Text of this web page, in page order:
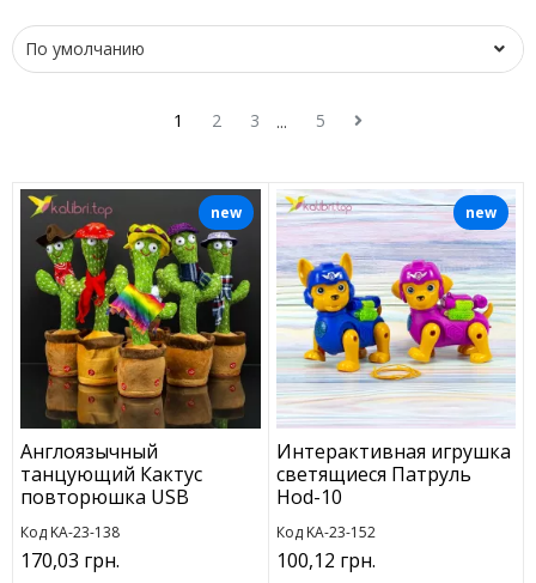
1 2 3 ... 5
Англоязычный
танцующий Кактус
повторюшка USB
Код KA-23-138
170,03 грн.
new
Интерактивная игрушка
светящиеся Патруль
Hod-10
Код KA-23-152
100,12 грн.
new